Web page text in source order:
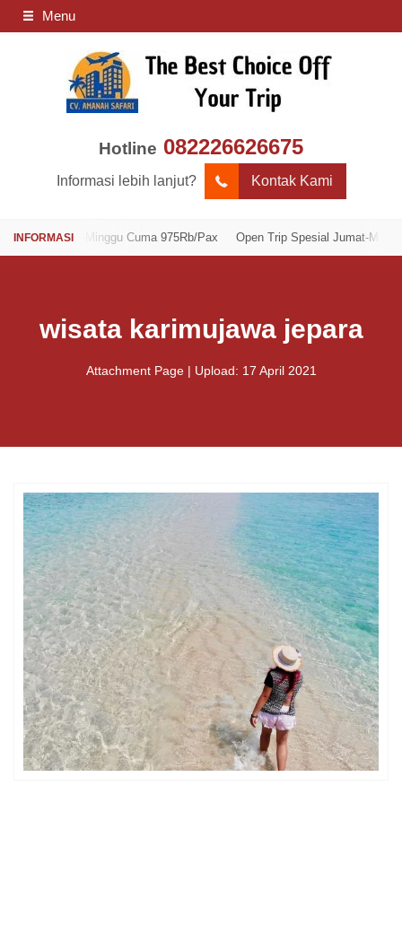
Menu
Hotline 082226626675
Informasi lebih lanjut? Kontak Kami
Minggu Cuma 975Rb/Pax Open Trip Spesial Jumat-Minggu Cuma
wisata karimujawa jepara
Attachment Page | Upload: 17 April 2021